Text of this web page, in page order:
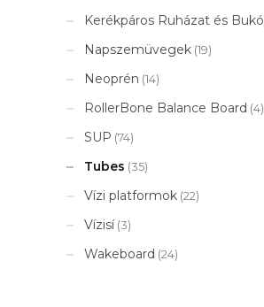
Kerékpáros Ruházat és Bukó
Napszemüvegek (19)
Neoprén (14)
RollerBone Balance Board (4)
SUP (74)
Tubes (35)
Vízi platformok (22)
Vízisí (3)
Wakeboard (24)